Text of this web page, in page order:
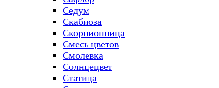
Седум
Скабиоза
Скорпионница
Смесь цветов
Смолевка
Солнцецвет
Статица